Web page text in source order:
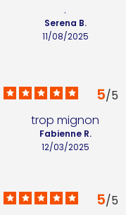
.
11/08/2025
Serena B.
5/5
trop mignon
12/03/2025
Fabienne R.
5/5